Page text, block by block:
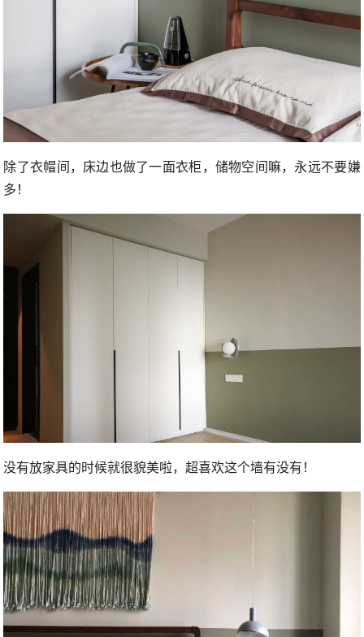
除了衣帽间，床边也做了一面衣柜，储物空间嘛，永远不要嫌
多！
没有放家具的时候就很貌美啦，超喜欢这个墙有没有！